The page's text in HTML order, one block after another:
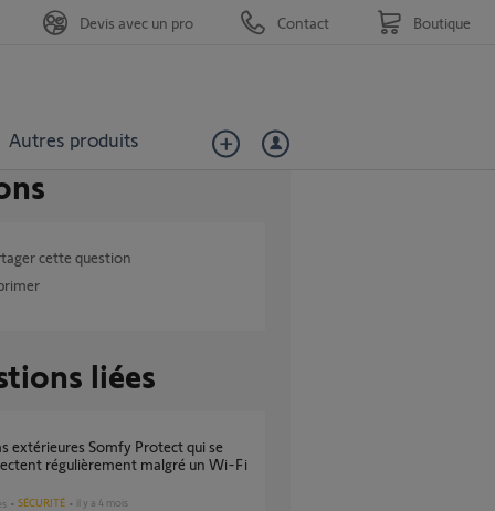
Autres produits
Devis avec un pro Contact Boutique
cette question
liées
régulièrement malgré un Wi-Fi
SÉCURITÉ il y a 4 mois